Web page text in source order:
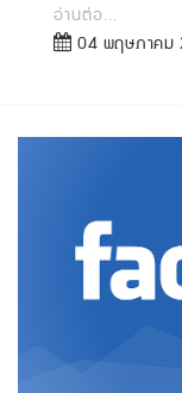
อ่านต่อ...
04 พฤษภาคม